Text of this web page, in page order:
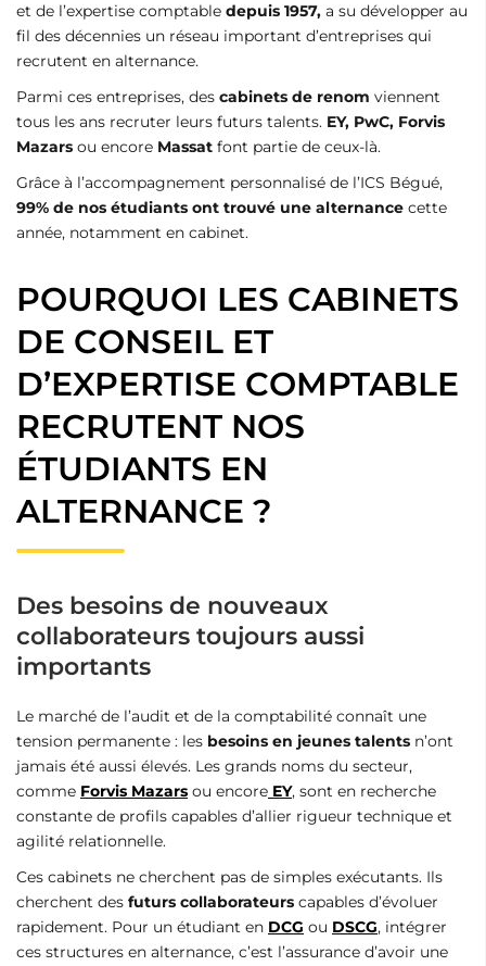
et de l’expertise comptable depuis 1957, a su développer au
fil des décennies un réseau important d’entreprises qui
recrutent en alternance.
Parmi ces entreprises, des cabinets de renom viennent
tous les ans recruter leurs futurs talents. EY, PwC, Forvis
Mazars ou encore Massat font partie de ceux-là.
Grâce à l’accompagnement personnalisé de l’ICS Bégué,
99% de nos étudiants ont trouvé une alternance cette
année, notamment en cabinet.
POURQUOI LES CABINETS
DE CONSEIL ET
D’EXPERTISE COMPTABLE
RECRUTENT NOS
ÉTUDIANTS EN
ALTERNANCE ?
Des besoins de nouveaux
collaborateurs toujours aussi
importants
Le marché de l’audit et de la comptabilité connaît une
tension permanente : les besoins en jeunes talents n’ont
jamais été aussi élevés. Les grands noms du secteur,
comme Forvis Mazars ou encore EY, sont en recherche
constante de profils capables d’allier rigueur technique et
agilité relationnelle.
Ces cabinets ne cherchent pas de simples exécutants. Ils
cherchent des futurs collaborateurs capables d’évoluer
rapidement. Pour un étudiant en DCG ou DSCG, intégrer
ces structures en alternance, c’est l’assurance d’avoir une